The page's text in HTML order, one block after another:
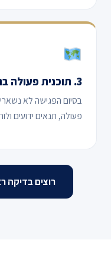
3. תוכנית פעולה ברורה
בסיום הפגישה לא
פעולה, תנאים ידועים
רוצים בדיקה